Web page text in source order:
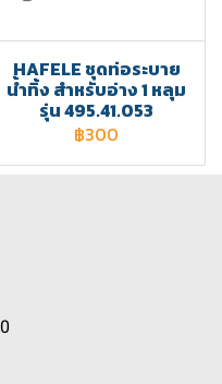
HAFELE ชุดท่อระบาย
น้ำทิ้ง สำหรับอ่าง 1 หลุม
รุ่น 495.41.053
฿300